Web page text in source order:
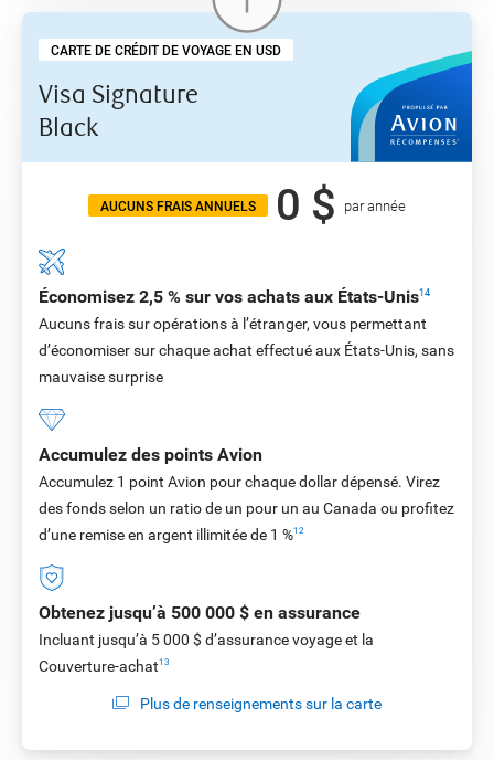
CARTE DE CRÉDIT DE VOYAGE EN USD
Visa Signature
Black
AUCUNS FRAIS ANNUELS 0 $ par année
Économisez 2,5 % sur vos achats aux États-Unis14
Aucuns frais sur opérations à l’étranger, vous permettant
d’économiser sur chaque achat effectué aux États-Unis, sans
mauvaise surprise
Accumulez des points Avion
Accumulez 1 point Avion pour chaque dollar dépensé. Virez
des fonds selon un ratio de un pour un au Canada ou profitez
d’une remise en argent illimitée de 1 %12
Obtenez jusqu’à 500 000 $ en assurance
Incluant jusqu’à 5 000 $ d’assurance voyage et la
Couverture-achat13
Plus de renseignements sur la carte